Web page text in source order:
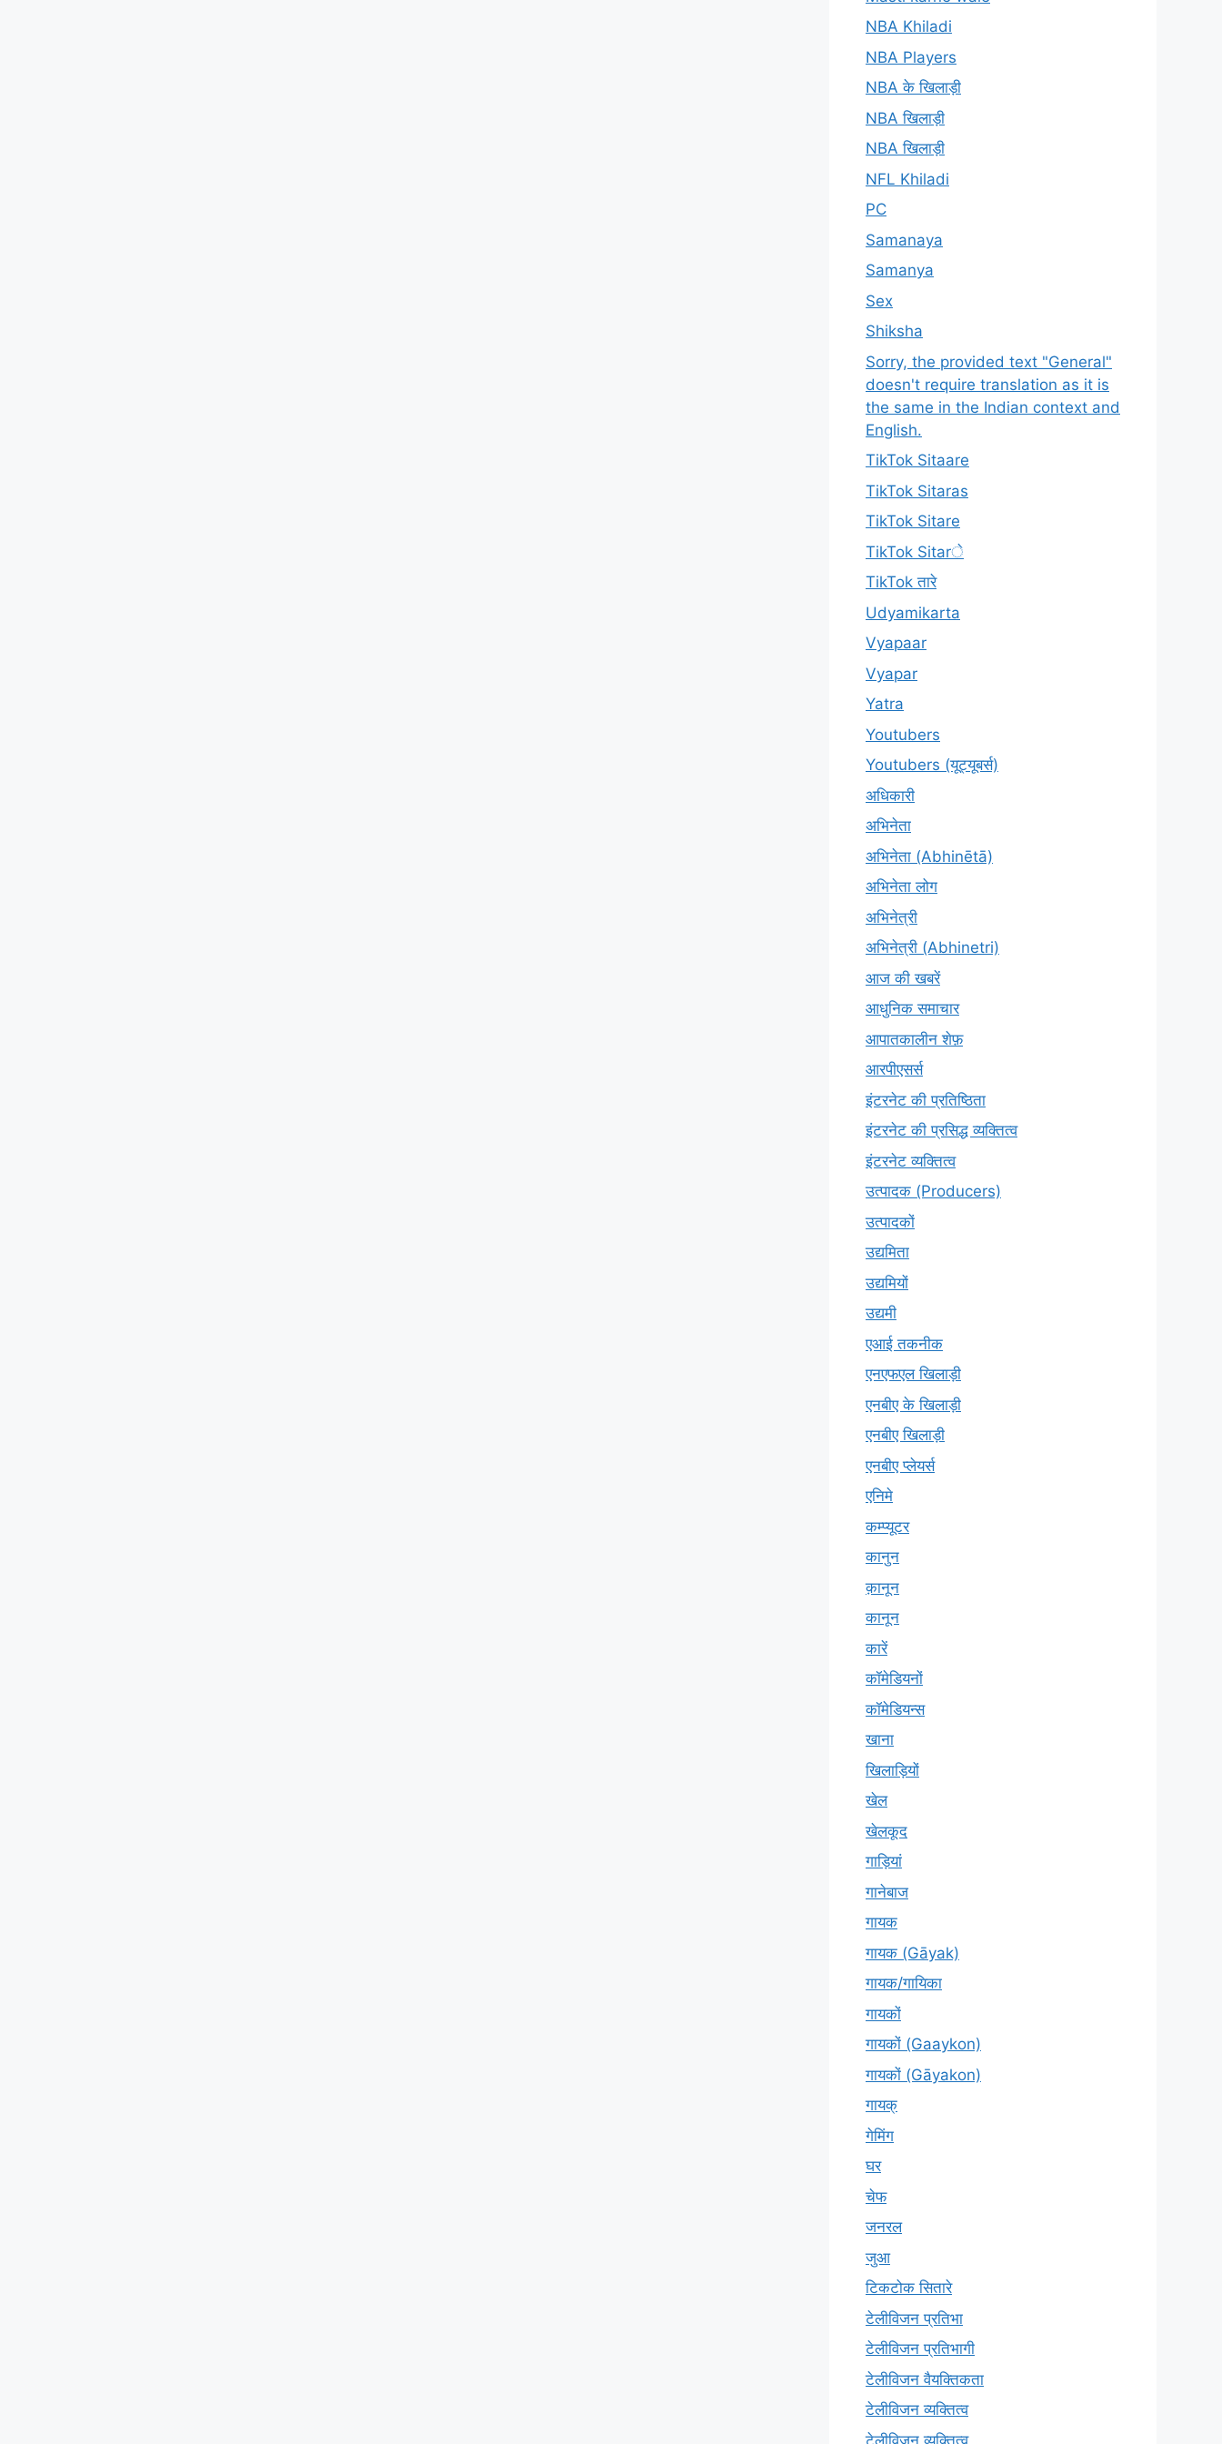
NBA Khiladi
NBA Players
NBA के खिलाड़ी
NBA खिलाड़ी
NBA खिलाड़ी
NFL Khiladi
PC
Samanaya
Samanya
Sex
Shiksha
Sorry, the provided text "General"
doesn't require translation as it is
the same in the Indian context and
English.
TikTok Sitaare
TikTok Sitaras
TikTok Sitare
TikTok Sitarे
TikTok तारे
Udyamikarta
Vyapaar
Vyapar
Yatra
Youtubers
Youtubers (यूट्यूबर्स)
अधिकारी
अभिनेता
अभिनेता (Abhinētā)
अभिनेता लोग
अभिनेत्री
अभिनेत्री (Abhinetri)
आज की खबरें
आधुनिक समाचार
आपातकालीन शेफ़
आरपीएसर्स
इंटरनेट की प्रतिष्ठिता
इंटरनेट की प्रसिद्ध व्यक्तित्व
इंटरनेट व्यक्तित्व
उत्पादक (Producers)
उत्पादकों
उद्यमिता
उद्यमियों
उद्यमी
एआई तकनीक
एनएफएल खिलाड़ी
एनबीए के खिलाड़ी
एनबीए खिलाड़ी
एनबीए प्लेयर्स
एनिमे
कम्प्यूटर
कानुन
क़ानून
कानून
कारें
कॉमेडियनों
कॉमेडियन्स
खाना
खिलाड़ियों
खेल
खेलकूद
गाड़ियां
गानेबाज
गायक
गायक (Gāyak)
गायक/गायिका
गायकों
गायकों (Gaaykon)
गायकों (Gāyakon)
गायक्
गेमिंग
घर
चेफ
जनरल
जुआ
टिकटोक सितारे
टेलीविजन प्रतिभा
टेलीविजन प्रतिभागी
टेलीविजन वैयक्तिकता
टेलीविजन व्यक्तित्व
टेलीविज़न व्यक्तित्व